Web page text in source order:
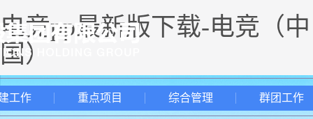
电竞pp最新版下载-电竞（中
国）
工作 重点项目 综合管理 群团工作